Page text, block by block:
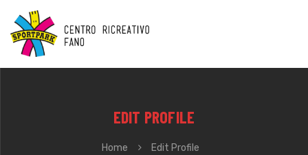
EDIT PROFILE
Home Edit Profile